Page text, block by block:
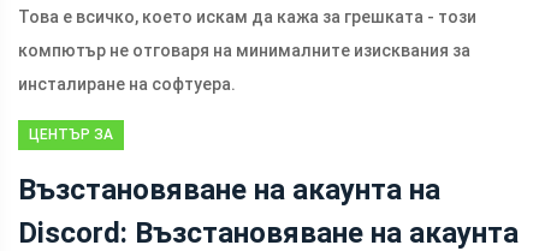
Това е всичко, което искам да кажа за грешката - този
компютър не отговаря на минималните изисквания за
инсталиране на софтуера.
ЦЕНТЪР ЗА
MINITOOL
Възстановяване на акаунта на
Discord: Възстановяване на акаунта